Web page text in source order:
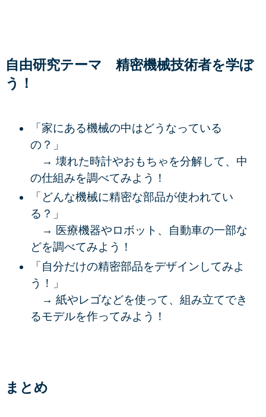
自由研究テーマ 精密機械技術者を学ぼ
う！
「家にある機械の中はどうなっている
の？」
→ 壊れた時計やおもちゃを分解して、中
の仕組みを調べてみよう！
「どんな機械に精密な部品が使われてい
る？」
→ 医療機器やロボット、自動車の一部な
どを調べてみよう！
「自分だけの精密部品をデザインしてみよ
う！」
→ 紙やレゴなどを使って、組み立てでき
るモデルを作ってみよう！
まとめ